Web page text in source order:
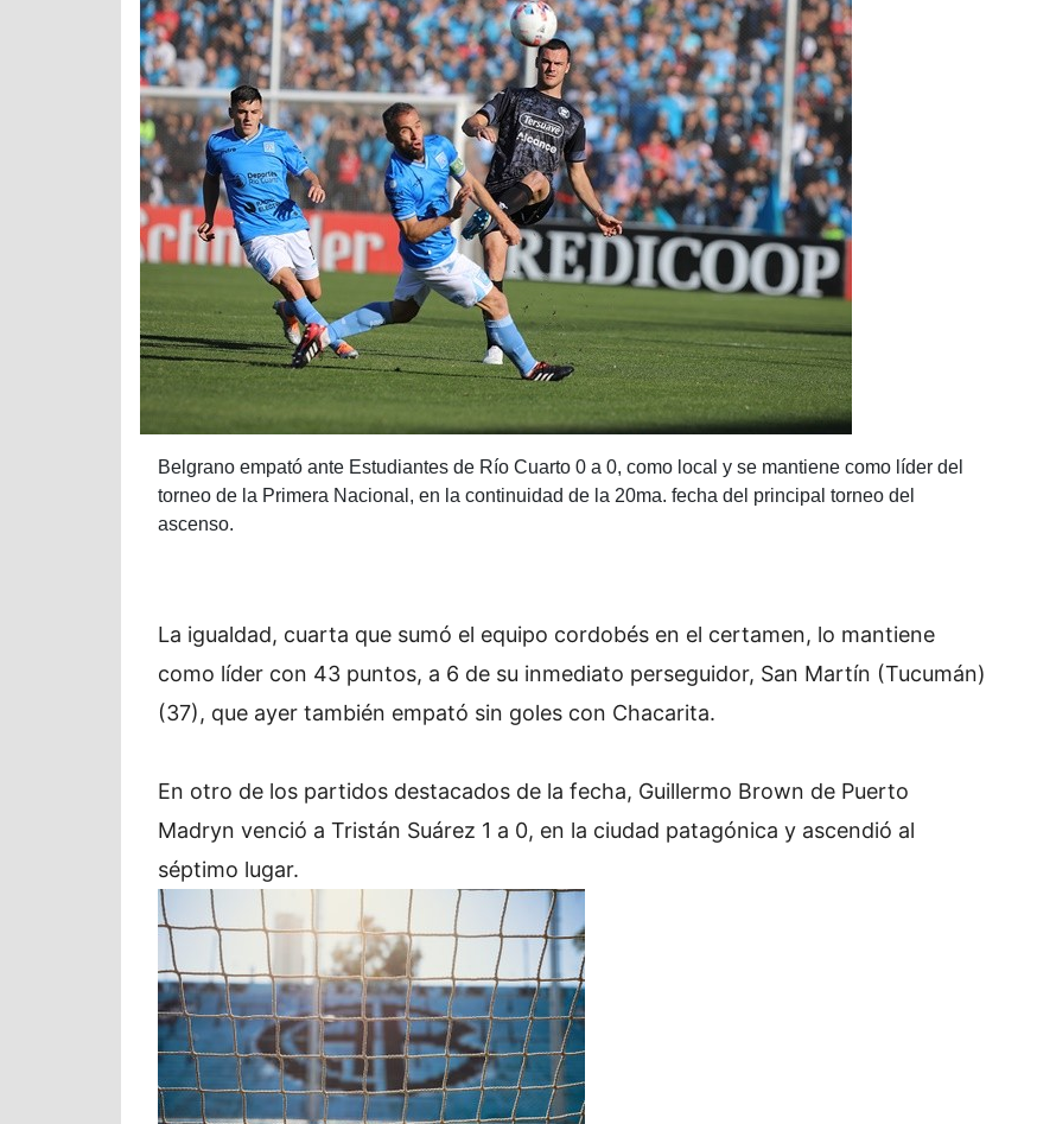
Belgrano empató ante Estudiantes de Río Cuarto 0 a 0, como local y se mantiene como líder del
torneo de la Primera Nacional, en la continuidad de la 20ma. fecha del principal torneo del
ascenso.
La igualdad, cuarta que sumó el equipo cordobés en el certamen, lo mantiene
como líder con 43 puntos, a 6 de su inmediato perseguidor, San Martín (Tucumán)
(37), que ayer también empató sin goles con Chacarita.
En otro de los partidos destacados de la fecha, Guillermo Brown de Puerto
Madryn venció a Tristán Suárez 1 a 0, en la ciudad patagónica y ascendió al
séptimo lugar.